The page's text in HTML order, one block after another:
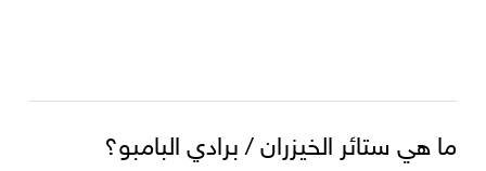
ما هي ستائر الخيزران / برادي البامبو؟